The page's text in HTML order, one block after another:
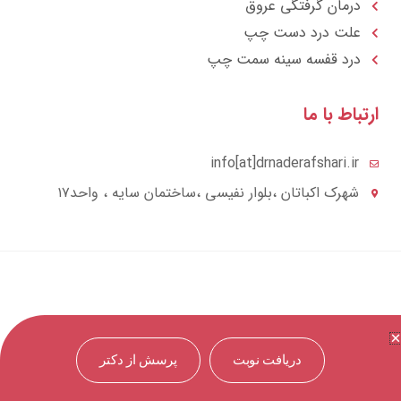
درمان گرفتگی عروق
علت درد دست چپ
درد قفسه سينه سمت چپ
با ما
info[at]drnaderafshari.ir
شهرک اکباتان ،بلوار نفیسی ،ساختمان سایه ، واحد۱۷
دریافت نوبت پرسش از دکتر